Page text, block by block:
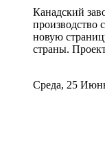
Канадский
производство
новую
страны.
Среда, 25